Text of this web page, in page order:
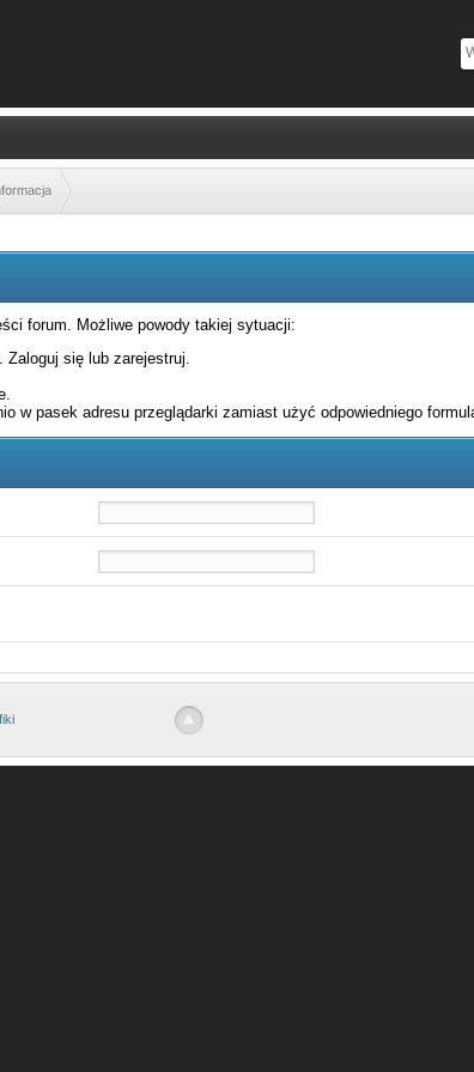
forum. Możliwe powody takiej sytuacji:
Zaloguj się lub zarejestruj.
w pasek adresu przeglądarki zamiast użyć odpowiedniego